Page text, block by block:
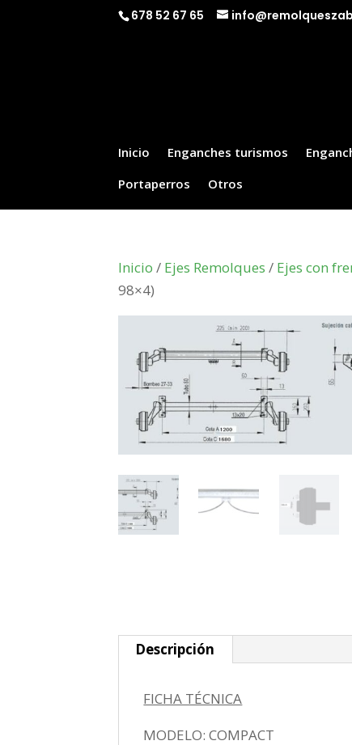
678 52 67 65
Inicio Enganches turismos
Portaperros
Otros
Inicio / Ejes Remolques / Ejes con
98×4)
Descripción
FICHA TÉCNICA
MODELO: COMPACT